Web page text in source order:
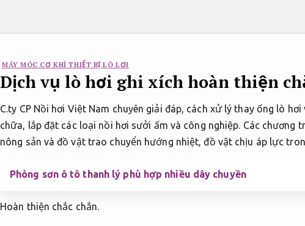
MÁY MÓC CƠ KHÍ THIẾT BỊ LÒ LƠI
Dịch vụ lò hơi ghi xích hoàn thiện
C.ty CP Nồi hơi Việt Nam chuyên giải đáp, cách xử lý thay ống lò hơi
chữa, lắp đặt các loại nồi hơi sưởi ấm và công nghiệp. Các chương
nông sản và đồ vật trao chuyển hướng nhiệt, đồ vật chịu áp lực
Phòng sơn ô tô thanh lý phù hợp nhiều dây chuyền
Hoàn thiện chắc chắn.